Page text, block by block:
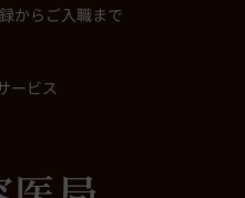
からご入職まで
ービス